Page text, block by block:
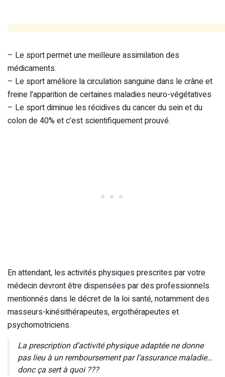
– Le sport permet une meilleure assimilation des
médicaments.
– Le sport améliore la circulation sanguine dans le crâne et
freine l’apparition de certaines maladies neuro-végétatives
– Le sport diminue les récidives du cancer du sein et du
colon de 40% et c’est scientifiquement prouvé.
En attendant, les activités physiques prescrites par votre
médecin devront être dispensées par des professionnels
mentionnés dans le décret de la loi santé, notamment des
masseurs-kinésithérapeutes, ergothérapeutes et
psychomotriciens.
La prescription d’activité physique adaptée ne donne
pas lieu à un remboursement par l’assurance maladie…
donc ça sert à quoi ???